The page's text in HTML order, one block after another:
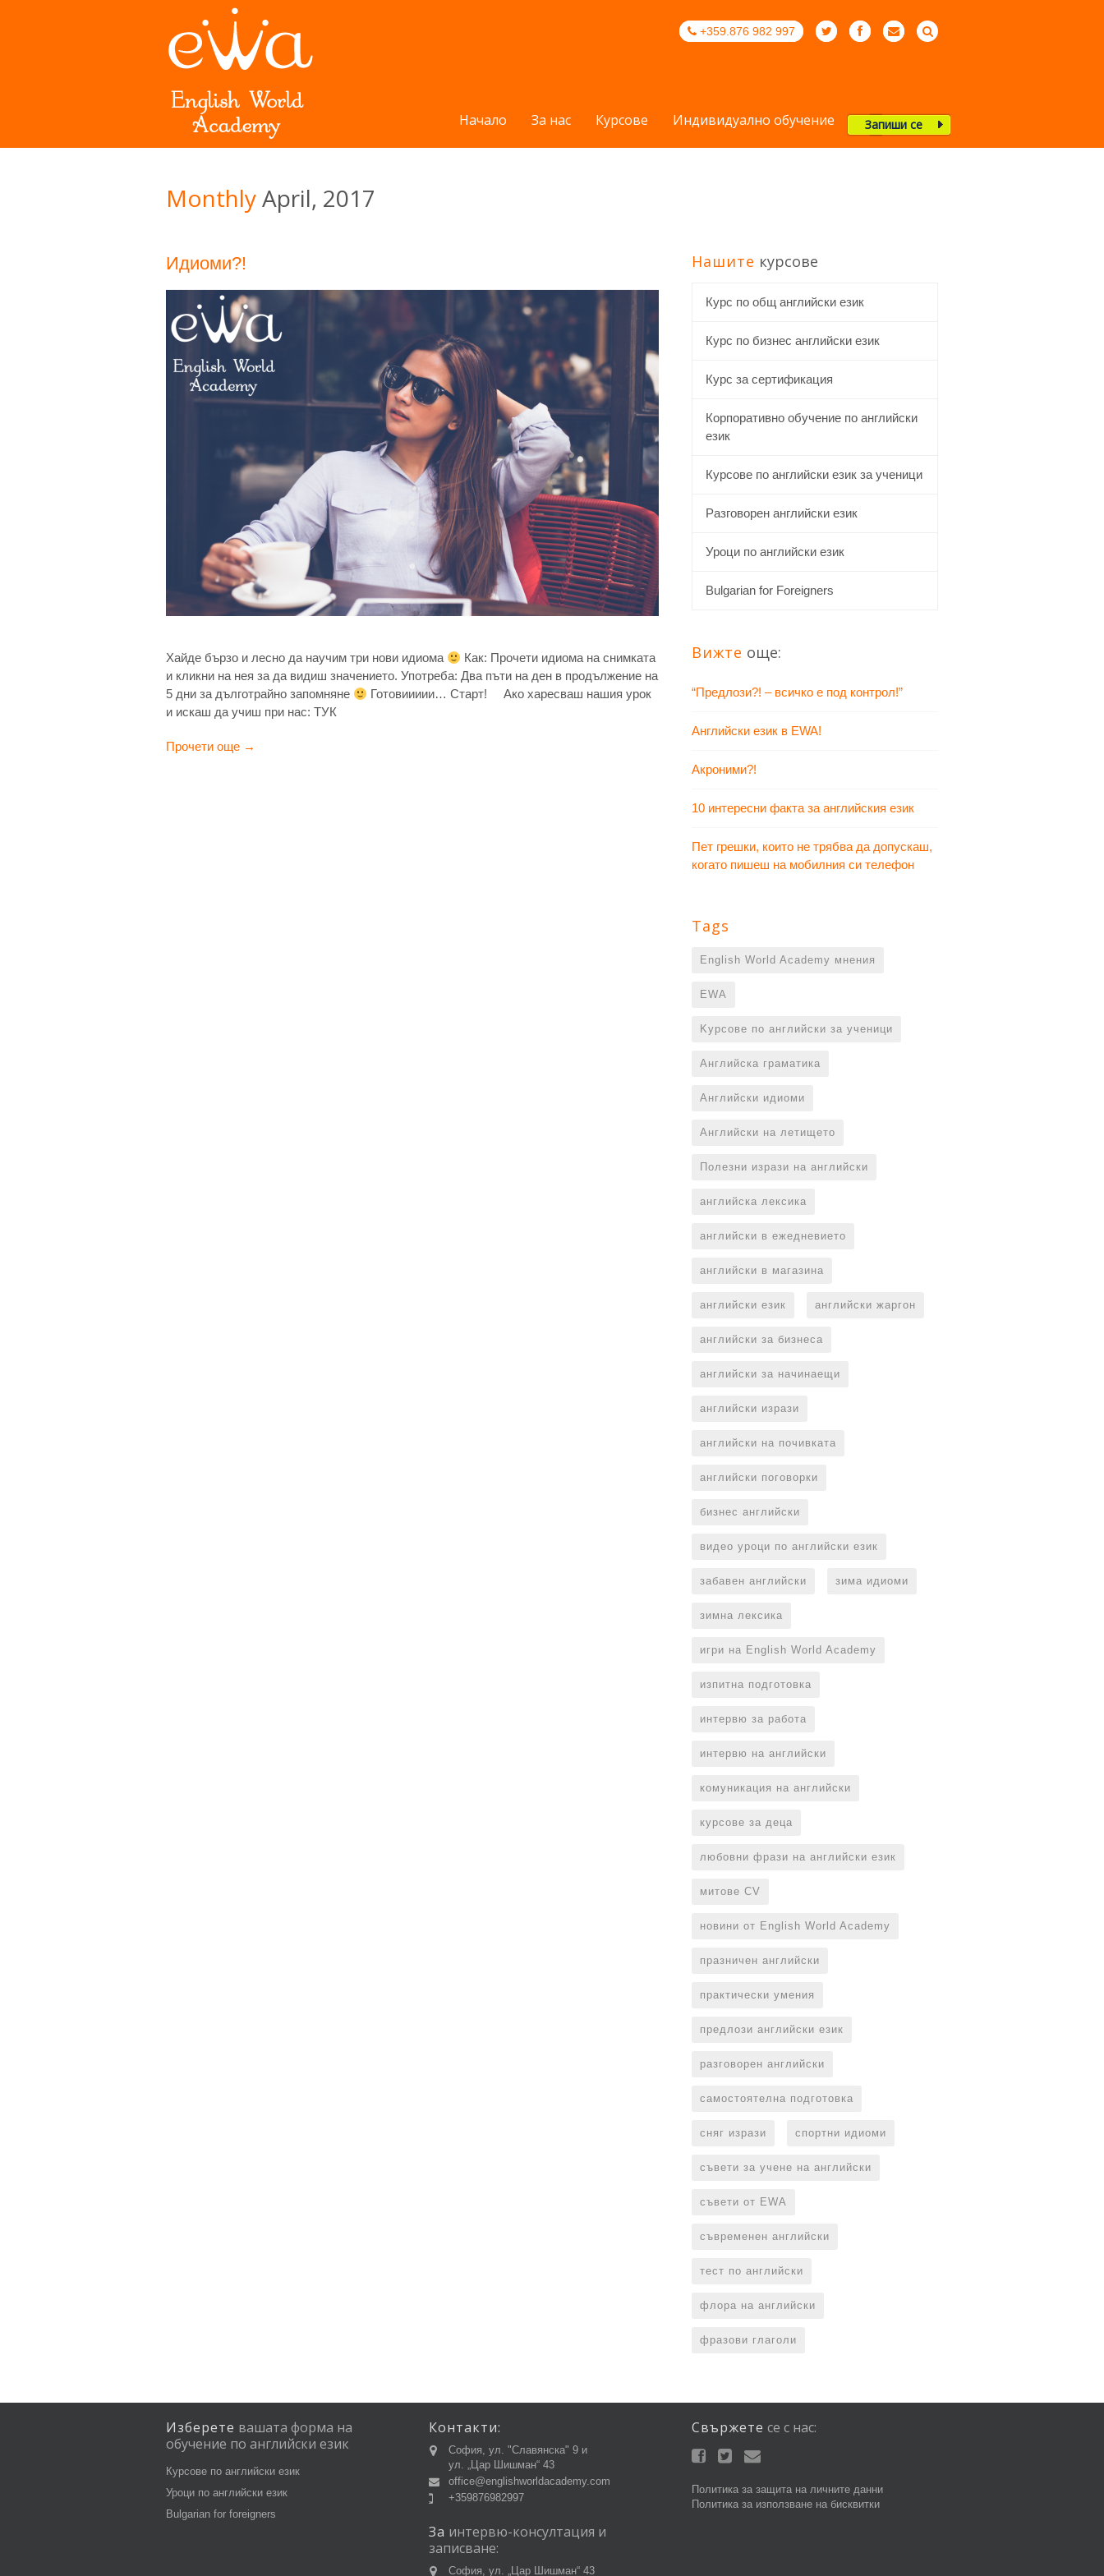
Начало За нас Курсове Индивидуално обучение Запиши се
+359.876 982 997
MonthlyApril, 2017
Идиоми?!
Хайде бързо и лесно да научим три нови идиома
Как: Прочети идиома на снимката
и кликни на нея за да видиш значението. Употреба: Два пъти на ден в продължение на
5 дни за дълготрайно запомняне
Готовиииии… Старт! Ако харесваш нашия урок
и искаш да учиш при нас: ТУК
Прочети още →
Нашите курсове
Курс по общ английски език
Курс по бизнес английски език
Курс за сертификация
Корпоративно обучение по английски
език
Курсове по английски език за ученици
Разговорен английски език
Уроци по английски език
Bulgarian for Foreigners
Вижте още:
“Предлози?! – всичко е под контрол!”
Английски език в EWA!
Акроними?!
10 интересни факта за английския език
Пет грешки, които не трябва да допускаш,
когато пишеш на мобилния си телефон
Tags
English World Academy мнения
EWA
Kурсове по английски за ученици
Английска граматика
Английски идиоми
Английски на летището
Полезни изрази на английски
английска лексика
английски в ежедневието
английски в магазина
английски език английски жаргон
английски за бизнеса
английски за начинаещи
английски изрази
английски на почивката
английски поговорки
бизнес английски
видео уроци по английски език
забавен английски зима идиоми
зимна лексика
игри на English World Academy
изпитна подготовка
интервю за работа
интервю на английски
комуникация на английски
курсове за деца
любовни фрази на английски език
митове CV
новини от English World Academy
празничен английски
практически умения
предлози английски език
разговорен английски
самостоятелна подготовка
сняг изрази спортни идиоми
съвети за учене на английски
съвети от EWA
съвременен английски
тест по английски
флора на английски
фразови глаголи
Изберете вашата форма на
обучение по английски език
Курсове по английски език
Уроци по английски език
Bulgarian for foreigners
Контакти:
София, ул. "Славянска" 9 и
ул. „Цар Шишман“ 43
office@englishworldacademy.com
+359876982997
За интервю-консултация и
записване:
София, ул. „Цар Шишман“ 43
Свържете се с нас:
Политика за защита на личните данни
Политика за използване на бисквитки